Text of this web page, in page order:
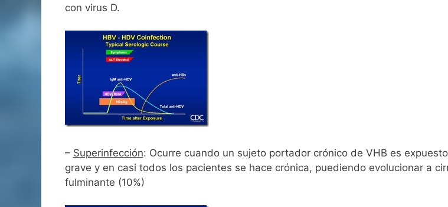
con virus D.
– Superinfección: Ocurre cuando un sujeto portador crónico de VHB es
grave y en casi todos los pacientes se hace crónica, puediendo evolucionar a
fulminante (10%)